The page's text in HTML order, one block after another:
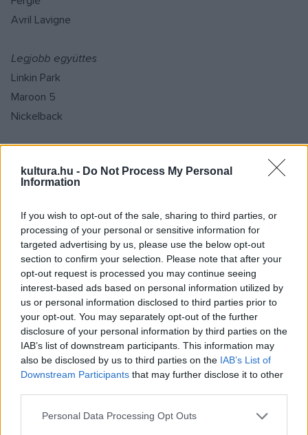
kultura.hu - Do Not Process My Personal
Information
If you wish to opt-out of the sale, sharing to third parties, or
processing of your personal or sensitive information for
targeted advertising by us, please use the below opt-out
section to confirm your selection. Please note that after your
opt-out request is processed you may continue seeing
interest-based ads based on personal information utilized by
us or personal information disclosed to third parties prior to
your opt-out. You may separately opt-out of the further
disclosure of your personal information by third parties on the
IAB’s list of downstream participants. This information may
also be disclosed by us to third parties on the IAB’s List of
Downstream Participants that may further disclose it to other
Please note that this website/app uses one or more Google
Personal Data Processing Opt Outs
Avril Lavigne
Legjobb együttes
Linkin Park
Maroon 5
Nickelback
Daughtry - Daughtry
Justin Timberlake - FutureSex/Love Sounds
Country:
Legjobb férfi előadó
Toby Keith
Tim McGraw
Brad Paisley
Legjobb női előadó